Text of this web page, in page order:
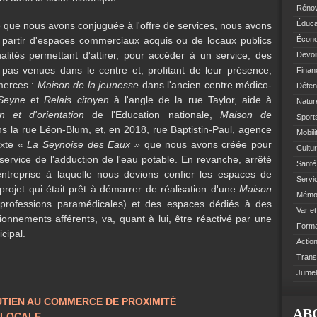
nous avons conjuguée à l'offre de services, nous avons
d'espaces commerciaux acquis ou de locaux publics
permettant d'attirer, pour accéder à un service, des
venues dans le centre et, profitant de leur présence,
: Maison de la jeunesse dans l'ancien centre médico-
etRelais citoyen à l'angle de la rue Taylor, aide à
et d'orientationde l'Education nationale, Maison de
la rue Léon-Blum, et, en 2018, rue Baptistin-Paul, agence
« La Seynoise des Eaux » que nous avons créée pour
de l'adduction de l'eau potable. En revanche, arrêté
à laquelle nous devions confier les espaces de
qui était prêt à démarrer de réalisation d'une Maison
paramédicales) et des espaces dédiés à des
afférents, va, quant à lui, être réactivé par une
AU COMMERCE DE PROXIMITÉ
Var